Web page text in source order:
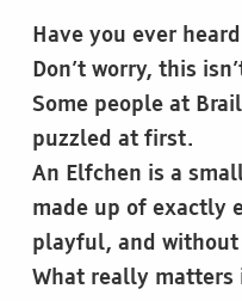
Have you ever
Don’t worry, this
Some people at
puzzled at first.
An Elfchen is a
made up of exactly
playful, and without
What really